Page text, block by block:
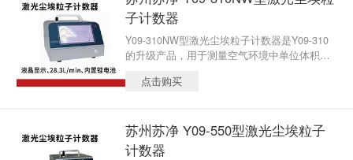
子计数器
Y09-310NW型激光尘埃粒子计数器是Y09-310
的升级产品，用于测量空气环境中单位体积空
点击购买
苏州苏净 Y09-550型激光尘埃粒子
计数器